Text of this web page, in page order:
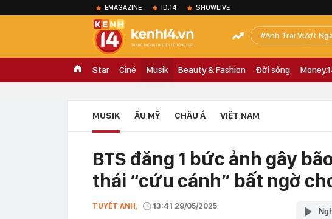
EMAGAZINE ID.14 SHOWLIVE
Anh Trai Vượt
Star Ciné Musik Beauty & Fashion Đời sống
MUSIK ÂU MỸ CHÂU Á VIỆT NAM
BTS đăng 1 bức ảnh gây
thái “cứu cánh” bất ngờ
TUYẾT ANH, 13:41 29/05/2025